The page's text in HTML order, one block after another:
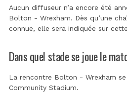
Aucun diffuseur n’a encore été
Bolton - Wrexham. Dès qu’une
connue, elle sera indiquée sur
Dans quel stade se joue le
La rencontre Bolton - Wrexham
Community Stadium.